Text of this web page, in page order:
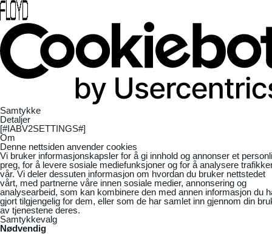
Samtykke
Detaljer
[#IABV2SETTINGS#]
Om
Denne nettsiden anvender cookies
Vi bruker informasjonskapsler for å gi innhold og annonser et
preg, for å levere sosiale mediefunksjoner og for å analysere
vår. Vi deler dessuten informasjon om hvordan du bruker nettstedet
vårt, med partnerne våre innen sosiale medier, annonsering og
analysearbeid, som kan kombinere den med annen informasjon du
gjort tilgjengelig for dem, eller som de har samlet inn gjennom din
av tjenestene deres.
Samtykkevalg
Nødvendig